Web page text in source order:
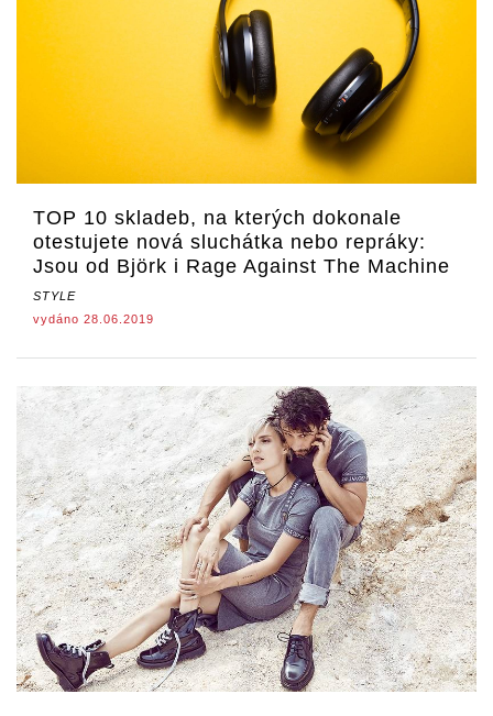
TOP 10 skladeb, na kterých dokonale
otestujete nová sluchátka nebo repráky:
Jsou od Björk i Rage Against The Machine
STYLE
vydáno 28.06.2019